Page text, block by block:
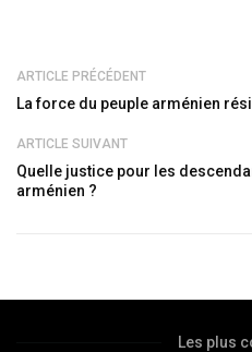
ARTICLE PRÉCÉDENT
La force du peuple arménien
ARTICLE SUIVANT
Quelle justice pour les
arménien ?
Les plus